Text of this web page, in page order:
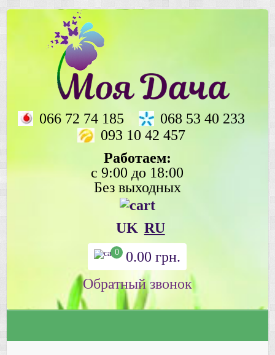
066 72 74 185
068 53 40 233
093 10 42 457
Работаем:
с 9:00 до 18:00
Без выходных
UK RU
0 0.00грн.